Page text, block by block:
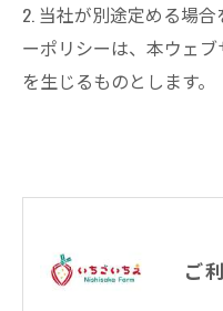
2. 当社が別途定める場
ーポリシーは、本ウェ
を生じるものとします。
ご